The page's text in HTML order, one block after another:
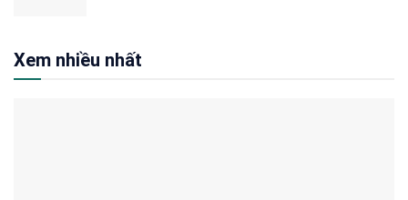
Xem nhiều nhất